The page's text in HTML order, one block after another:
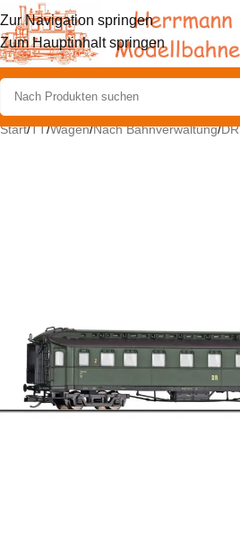
Zur Navigation springen
Zum Hauptinhalt springen
Start/TT/Wagen/Nach Bahnverwaltung/DR